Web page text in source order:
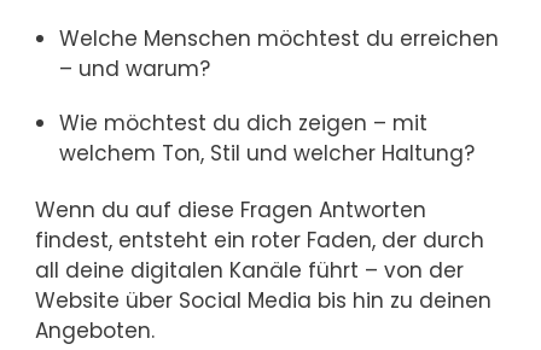
Welche Menschen möchtest du erreichen
– und warum?
Wie möchtest du dich zeigen – mit
welchem Ton, Stil und welcher Haltung?
Wenn du auf diese Fragen Antworten
findest, entsteht ein roter Faden, der durch
all deine digitalen Kanäle führt – von der
Website über Social Media bis hin zu deinen
Angeboten.